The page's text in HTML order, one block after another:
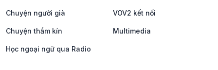
Chuyện người già VOV2 kết nối
Chuyện thầm kín Multimedia
Học ngoại ngữ qua Radio